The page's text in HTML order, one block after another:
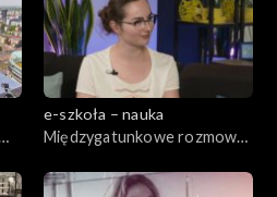
e-szkoła – nauka
Międzygatunkowe rozmowy,